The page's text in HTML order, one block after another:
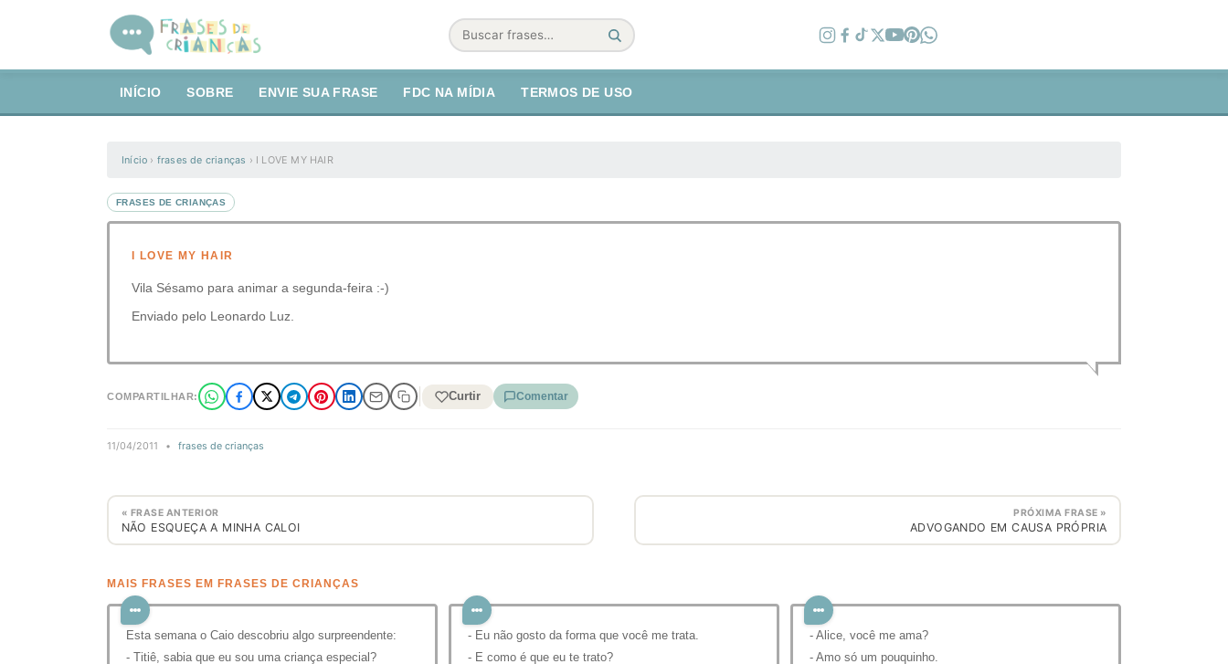
Buscar
INÍCIO SOBRE ENVIE SUA FRASE FDC NA MÍDIA TERMOS DE USO
Início › frases de crianças › I LOVE MY HAIR
FRASES DE CRIANÇAS
I LOVE MY HAIR
Vila Sésamo para animar a segunda-feira :-)
Enviado pelo Leonardo Luz.
COMPARTILHAR: Curtir Comentar
11/04/2011 • frases de crianças
« FRASE ANTERIOR
NÃO ESQUEÇA A MINHA CALOI
PRÓXIMA FRASE »
ADVOGANDO EM CAUSA PRÓPRIA
MAIS FRASES EM FRASES DE CRIANÇAS
Esta semana o Caio descobriu algo surpreendente:
- Titiê, sabia que eu sou uma criança especial?
- Eu não gosto da forma que você me trata.
- E como é que eu te trato?
- Alice, você me ama?
- Amo só um pouquinho.